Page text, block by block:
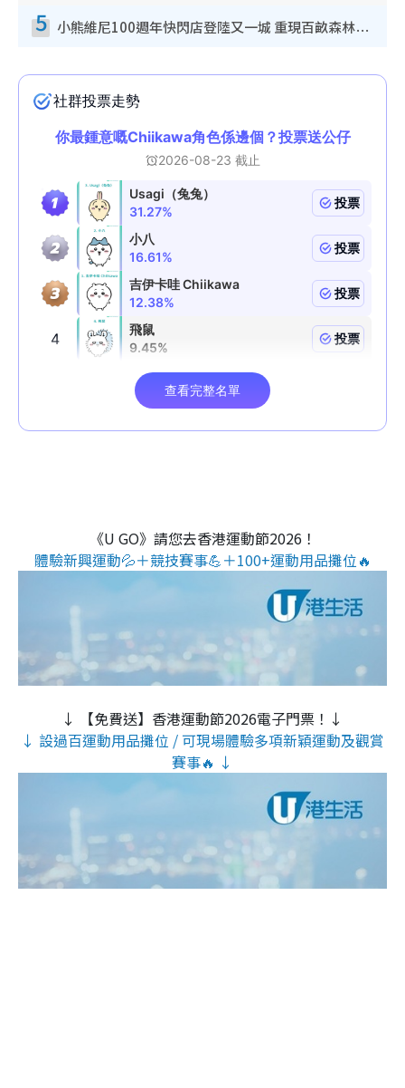
5 小熊維尼100週年快閃店登陸又一城 重現百畝森林經典場景／獨家限定盲盒登場／專屬DIY香水
《U GO》請您去香港運動節2026！
體驗新興運動💦＋競技賽事💪＋100+運動用品攤位🔥
↓ 【免費送】香港運動節2026電子門票！↓
↓ 設過百運動用品攤位 / 可現場體驗多項新穎運動及觀賞
賽事🔥 ↓